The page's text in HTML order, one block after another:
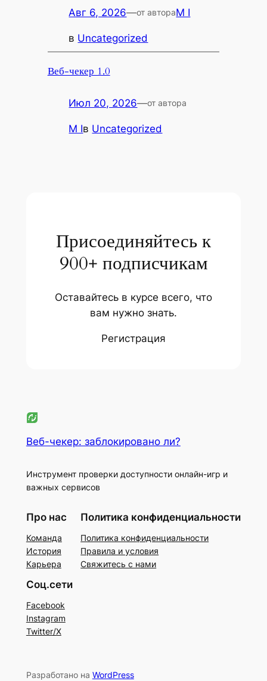
Авг 6, 2026—от автораM I
в Uncategorized
Веб-чекер 1.0
Июл 20, 2026—от автора
M Iв Uncategorized
Присоединяйтесь к
900+ подписчикам
Оставайтесь в курсе всего, что
вам нужно знать.
Регистрация
Веб-чекер: заблокировано ли?
Инструмент проверки доступности онлайн-игр и
важных сервисов
Про нас
Команда
История
Карьера
Политика конфиденциальности
Политика конфиденциальности
Правила и условия
Свяжитесь с нами
Соц.сети
Facebook
Instagram
Twitter/X
Разработано на WordPress